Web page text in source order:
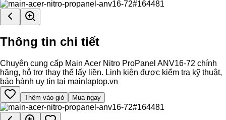
Thông tin chi tiết
Chuyên cung cấp Main Acer Nitro ProPanel ANV16-72 chính
hãng, hỗ trợ thay thế lấy liền. Linh kiện được kiểm tra kỹ thuật,
bảo hành uy tín tại mainlaptop.vn
Thêm vào giỏ Mua ngay